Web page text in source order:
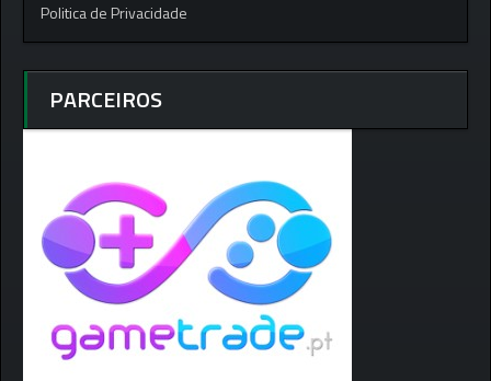
Politica de Privacidade
PARCEIROS